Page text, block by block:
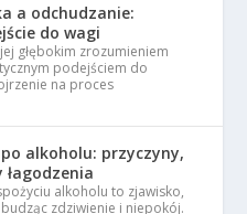
a odchudzanie:
do wagi
głębokim zrozumieniem
podejściem do
na proces
alkoholu: przyczyny,
łagodzenia
alkoholu to zjawisko,
zdziwienie i niepokój.